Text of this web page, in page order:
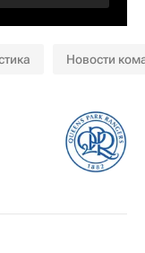
Новости